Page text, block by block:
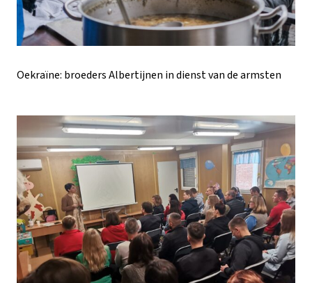
Oekraïne: broeders Albertijnen in dienst van de armsten